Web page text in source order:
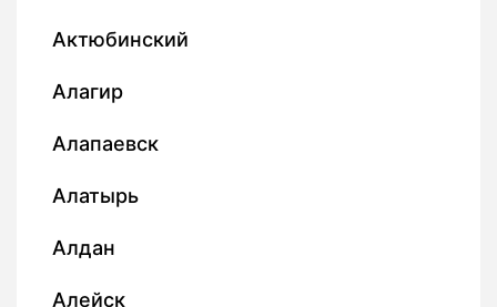
Актюбинский
Алагир
Алапаевск
Алатырь
Алдан
Алейск